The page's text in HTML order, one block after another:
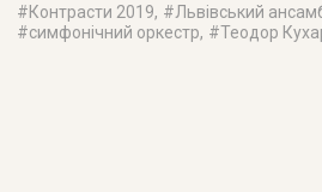
#Контрасти 2019, #Львівський
#симфонічний оркестр, #Теодор